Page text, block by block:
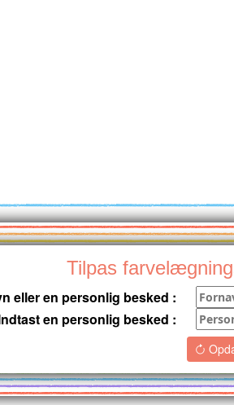
Tilpas
eller en personlig besked :
en personlig besked :